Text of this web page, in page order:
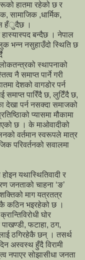
हातमा रहेको छ र
सामाजिक ,धार्मिक,
हँुदैछ ।
बन्दैछ । नेपाल
भन्न नसुहाउँदो स्थिति छ
स्थापनाको
नै समाप्त पार्ने गरी
देशको वागडोर पर्न
समाप्त पारिँदै छ, लुटिँदै छ,
देखा पर्न नसक्दा समाजको
प्यासमा मौकामा
छ । के माओवादीको
वर्तमान स्वरूपले मात्र
परिवर्तनको सवालमा
यथास्थितिवादी र
जनताको चाहना ‘ङ’
शक्तिको माग यत्रतत्र
कठिन भइरहेको छ ।
घोर
फटाहा, ठग,
ठगिरहेकै छन् । तसर्थ
अस्वस्थ हुँदै विरामी
नपाएर सोझासीधा जनता